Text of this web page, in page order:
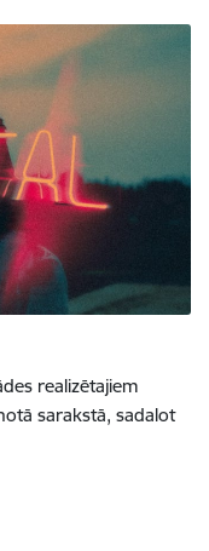
realizētajiem
sarakstā, sadalot